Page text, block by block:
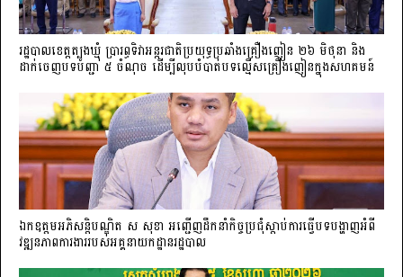
រដ្ឋបាលខេត្តត្បូងឃ្មុំ ប្រារព្ធទិវាអន្តរជាតិប្រយុទ្ធប្រឆាំងគ្រឿងញៀន ២៦ មិថុនា និង
ដាក់ចេញបទបញ្ជា ៥ ចំណុច ដើម្បីលុបបំបាត់បទល្មើសគ្រឿងញៀនក្នុងសហគមន៍
ឯកឧត្តមអភិសន្តិបណ្ឌិត ស សុខា អញ្ជើញដឹកនាំកិច្ចប្រជុំស្តាប់ការធ្វើបទបង្ហាញអំពី
វឌ្ឍនភាពការងាររបស់អគ្គនាយកដ្ឋានរដ្ឋបាល